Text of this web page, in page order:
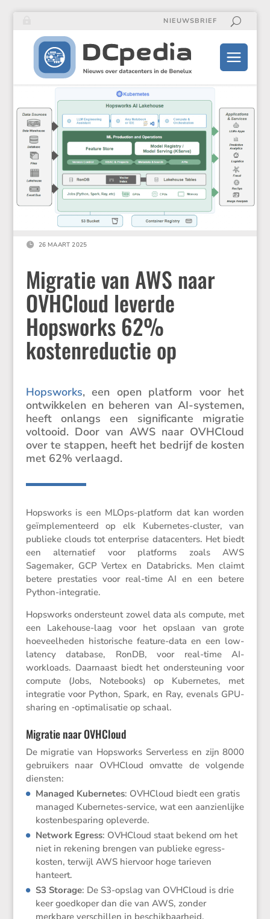
NIEUWSBRIEF
 26 MAART 2025
Migratie van AWS naar
OVHCloud leverde
Hopsworks 62%
kostenreductie op
Hopsworks, een open platform voor het
ontwik­kelen en beheren van AI-systemen,
heeft onlangs een signi­fi­cante migratie
voltooid. Door van AWS naar OVHCloud
over te stappen, heeft het bedrijf de kosten
met 62% verlaagd.
Hopsworks is een MLOps-platform dat kan worden
geïmple­men­teerd op elk Kuber­netes-cluster, van
publieke clouds tot enter­prise datacen­ters. Het biedt
een alter­na­tief voor platforms zoals AWS
Sagemaker, GCP Vertex en Databricks. Men claimt
betere presta­ties voor real-time AI en een betere
Python-integratie.
Hopsworks onder­steunt zowel data als compute, met
een Lakehouse-laag voor het opslaan van grote
hoeveel­heden histo­ri­sche feature-data en een low-
latency database, RonDB, voor real-time AI-
workloads. Daarnaast biedt het onder­steu­ning voor
compute (Jobs, Notebooks) op Kuber­netes, met
integratie voor Python, Spark, en Ray, evenals GPU-
sharing en ‑optima­li­satie op schaal.
Migratie naar OVHCloud
De migratie van Hopsworks Server­less en zijn 8000
gebrui­kers naar OVHCloud omvatte de volgende
diensten:
Managed Kuber­netes: OVHCloud biedt een gratis
managed Kuber­netes-service, wat een aanzien­lijke
kosten­be­spa­ring opleverde.
Network Egress: OVHCloud staat bekend om het
niet in rekening brengen van publieke egress-
kosten, terwijl AWS hiervoor hoge tarieven
hanteert.
S3 Storage: De S3-opslag van OVHCloud is drie
keer goedkoper dan die van AWS, zonder